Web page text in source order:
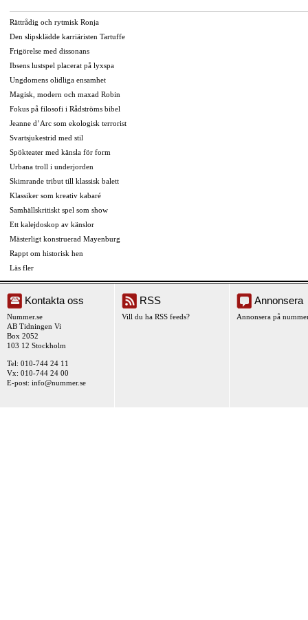
Rättrådig och rytmisk Ronja
Den slipsklädde karriäristen Tartuffe
Frigörelse med dissonans
Ibsens lustspel placerat på lyxspa
Ungdomens olidliga ensamhet
Magisk, modern och maxad Robin
Fokus på filosofi i Rådströms bibel
Jeanne d’Arc som ekologisk terrorist
Svartsjukestrid med stil
Spökteater med känsla för form
Urbana troll i underjorden
Skimrande tribut till klassisk balett
Klassiker som kreativ kabaré
Samhällskritiskt spel som show
Ett kalejdoskop av känslor
Mästerligt konstruerad Mayenburg
Rappt om historisk hen
Läs fler
Kontakta oss
Nummer.se
AB Tidningen Vi
Box 2052
103 12 Stockholm
Tel: 010-744 24 11
Vx: 010-744 24 00
E-post: info@nummer.se
RSS
Vill du ha RSS feeds?
Annonsera
Annonsera på